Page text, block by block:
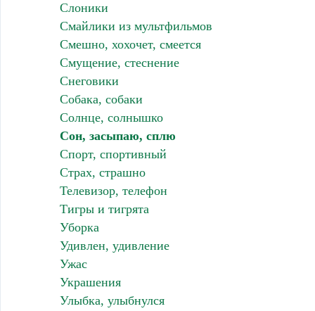
Слоники
Смайлики из мультфильмов
Смешно, хохочет, смеется
Смущение, стеснение
Снеговики
Собака, собаки
Солнце, солнышко
Сон, засыпаю, сплю
Спорт, спортивный
Страх, страшно
Телевизор, телефон
Тигры и тигрята
Уборка
Удивлен, удивление
Ужас
Украшения
Улыбка, улыбнулся